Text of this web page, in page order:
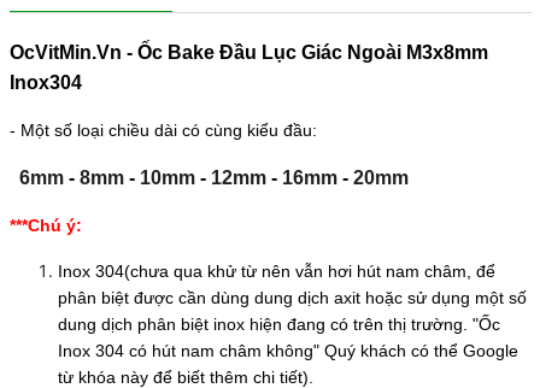
OcVitMin.Vn - Ốc Bake Đầu Lục Giác Ngoài M3x8mm
Inox304
- Một số loại chiều dài có cùng kiểu đầu:
6mm- 8mm- 10mm- 12mm- 16mm- 20mm
***Chú ý:
Inox 304(chưa qua khử từ nên vẫn hơi hút nam châm, để
phân biệt được cần dùng dung dịch axit hoặc sử dụng một số
dung dịch phân biệt inox hiện đang có trên thị trường. "Ốc
Inox 304 có hút nam châm không" Quý khách có thể Google
từ khóa này để biết thêm chi tiết).